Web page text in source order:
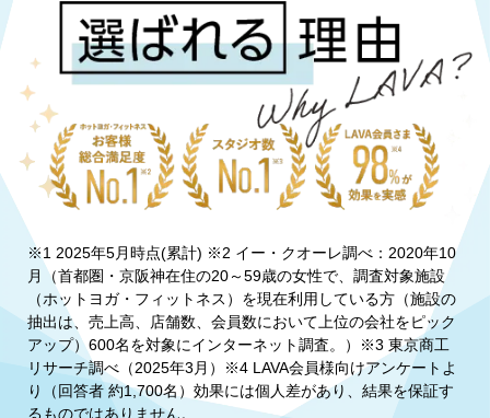
※1 2025年5月時点(累計) ※2 イー・クオーレ調べ：2020年10
月（首都圏・京阪神在住の20～59歳の女性で、調査対象施設
（ホットヨガ・フィットネス）を現在利用している方（施設の
抽出は、売上高、店舗数、会員数において上位の会社をピック
アップ）600名を対象にインターネット調査。）※3 東京商工
リサーチ調べ（2025年3月）※4 LAVA会員様向けアンケートよ
り（回答者 約1,700名）効果には個人差があり、結果を保証す
るものではありません。